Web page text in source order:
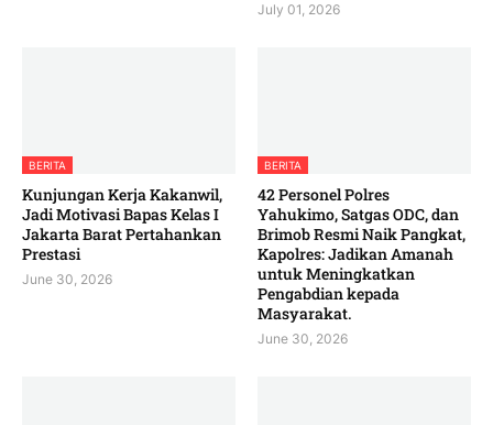
July 01, 2026
BERITA
Kunjungan Kerja Kakanwil,
Jadi Motivasi Bapas Kelas I
Jakarta Barat Pertahankan
Prestasi
June 30, 2026
BERITA
42 Personel Polres
Yahukimo, Satgas ODC, dan
Brimob Resmi Naik Pangkat,
Kapolres: Jadikan Amanah
untuk Meningkatkan
Pengabdian kepada
Masyarakat. ‎
June 30, 2026